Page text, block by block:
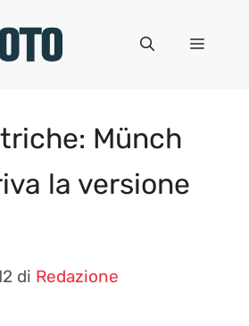
Menu
Münch
la versione
di Redazione